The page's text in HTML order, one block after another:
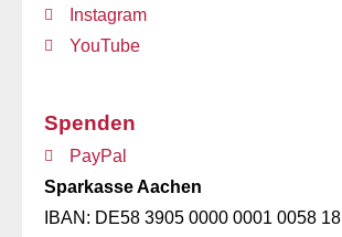
Instagram
YouTube
Spenden
PayPal
Sparkasse Aachen
IBAN: DE58 3905 0000 0001 0058 18